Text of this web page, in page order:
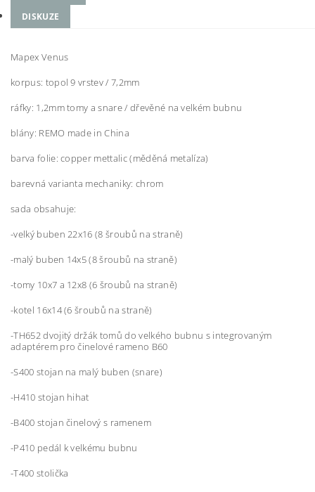
DISKUZE
Mapex Venus
korpus: topol 9 vrstev / 7,2mm
ráfky: 1,2mm tomy a snare / dřevěné na velkém bubnu
blány: REMO made in China
barva folie: copper mettalic (měděná metalíza)
barevná varianta mechaniky: chrom
sada obsahuje:
-velký buben 22x16 (8 šroubů na straně)
-malý buben 14x5 (8 šroubů na straně)
-tomy 10x7 a 12x8 (6 šroubů na straně)
-kotel 16x14 (6 šroubů na straně)
-TH652 dvojitý držák tomů do velkého bubnu s integrovaným
adaptérem pro činelové rameno B60
-S400 stojan na malý buben (snare)
-H410 stojan hihat
-B400 stojan činelový s ramenem
-P410 pedál k velkému bubnu
-T400 stolička